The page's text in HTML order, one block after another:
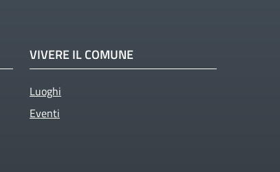
VIVERE IL COMUNE
Luoghi
Eventi